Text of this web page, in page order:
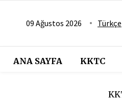
09 Ağustos 2026 Türkçe
ANA SAYFA KKTC